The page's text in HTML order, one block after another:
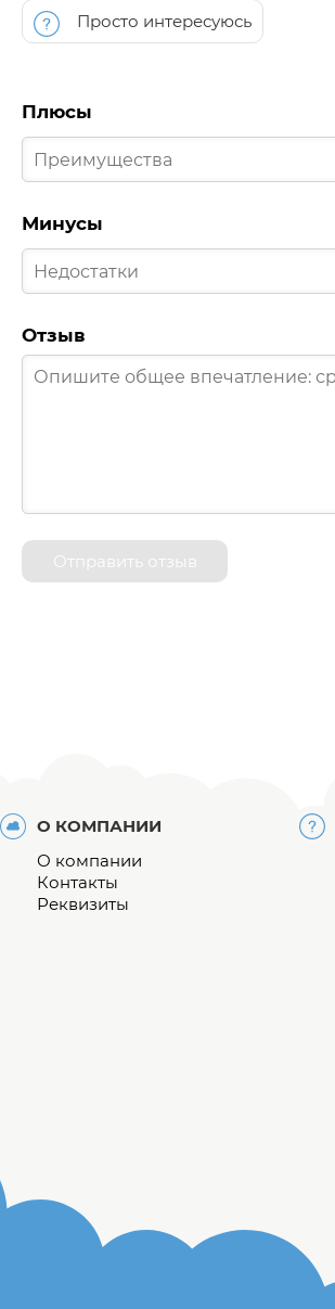
Просто интересуюсь
Плюсы
Минусы
Отзыв
Отправить отзыв
О КОМПАНИИ
О компании
Контакты
Реквизиты